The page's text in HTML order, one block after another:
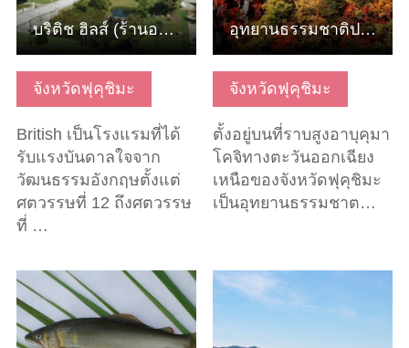
จังหวัดฟุคุชิมะ
British เป็นโรงแรมที่ได้
รับแรงบันดาลใจจาก
วัฒนธรรมอังกฤษตั้งแต่
ศตวรรษที่ 12 ถึงศตวรรษ
ที่ …
บริติช ฮิลส์ (ร้านอาหารและชาสไตล์อังกฤษแท้ๆ)
จังหวัดฟุคุชิมะ
ตั้งอยู่บนที่ราบสูงอาบุคุมา
โคจิทางตะวันออกเฉียง
เหนือของจังหวัดฟุคุชิมะ
เป็นอุทยานธรรมชาต…
อุทยานธรรมชาติประจำจังหวัดเรียวเซ็น
ดูข้อมูลพื้นฐาน ดูข้อมูลพื้นฐาน